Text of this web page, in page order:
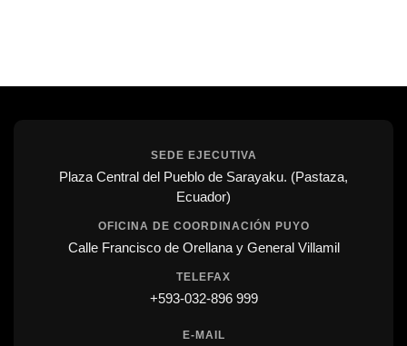
SEDE EJECUTIVA
Plaza Central del Pueblo de Sarayaku. (Pastaza,
Ecuador)
OFICINA DE COORDINACIÓN PUYO
Calle Francisco de Orellana y General Villamil
TELEFAX
+593-032-896 999
E-MAIL